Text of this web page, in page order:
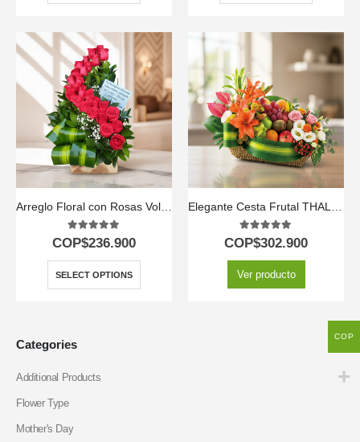
5.00out of 5
COP$236.900
SELECT OPTIONS
5.00out of 5
COP$302.900
Ver producto
Categories
Additional Products
Flower Type
Mother's Day
COP